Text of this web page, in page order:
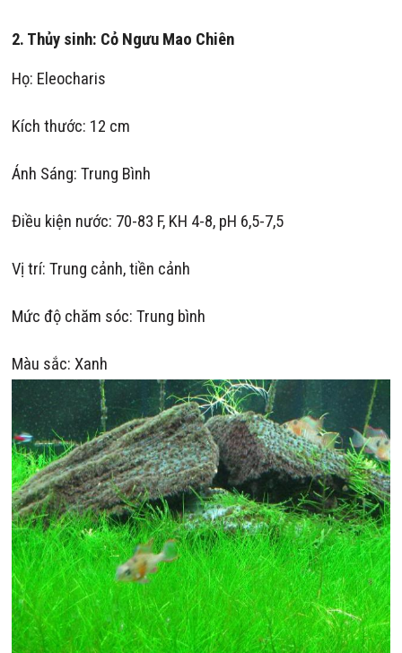
2. Thủy sinh: Cỏ Ngưu Mao Chiên
Họ: Eleocharis
Kích thước: 12 cm
Ánh Sáng: Trung Bình
Điều kiện nước: 70-83 F, KH 4-8, pH 6,5-7,5
Vị trí: Trung cảnh, tiền cảnh
Mức độ chăm sóc: Trung bình
Màu sắc: Xanh